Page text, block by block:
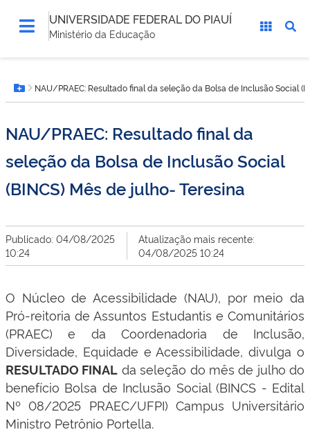
UNIVERSIDADE FEDERAL DO PIAUÍ
Ministério da Educação
está
aqui:Botão Menu
NAU/PRAEC: Resultado final da seleção da Bolsa de Inclusão Social
NAU/PRAEC: Resultado final da
seleção da Bolsa de Inclusão Social
(BINCS) Mês de julho- Teresina
Publicado: 04/08/2025
10:24
Atualização mais recente:
04/08/2025 10:24
O Núcleo de Acessibilidade (NAU), por meio da
Pró-reitoria de Assuntos Estudantis e Comunitários
(PRAEC) e da Coordenadoria de Inclusão,
Diversidade, Equidade e Acessibilidade, divulga o
RESULTADO FINAL da seleção do mês de julho do
benefício Bolsa de Inclusão Social (BINCS - Edital
Nº 08/2025 PRAEC/UFPI) Campus Universitário
Ministro Petrônio Portella.